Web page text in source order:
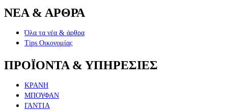
ΝΕΑ & ΑΡΘΡΑ
Όλα τα νέα & άρθρα
Tips Οικονομίας
ΠΡΟΪΟΝΤΑ & ΥΠΗΡΕΣΙΕΣ
ΚΡΑΝΗ
ΜΠΟΥΦΑΝ
ΓΑΝΤΙΑ